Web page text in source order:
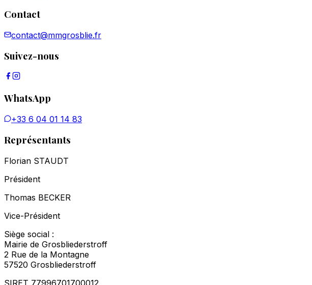
Contact
contact@mmgrosblie.fr
Suivez-nous
WhatsApp
+33 6 04 01 14 83
Représentants
Florian STAUDT
Président
Thomas BECKER
Vice-Président
Siège social :
Mairie de Grosbliederstroff
2 Rue de la Montagne
57520 Grosbliederstroff